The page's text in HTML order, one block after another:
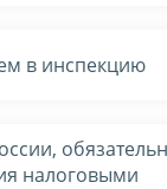
в инспекцию
налоговыми